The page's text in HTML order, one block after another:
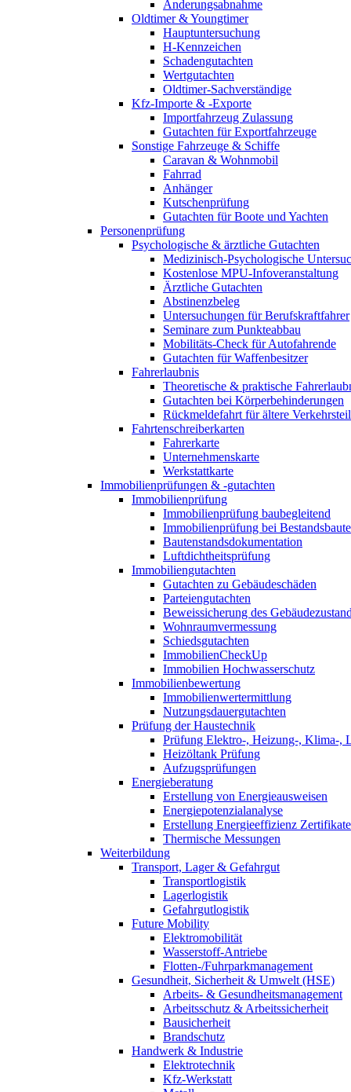
Änderungsabnahme
Oldtimer & Youngtimer
Hauptuntersuchung
H-Kennzeichen
Schadengutachten
Wertgutachten
Oldtimer-Sachverständige
Kfz-Importe & -Exporte
Importfahrzeug Zulassung
Gutachten für Exportfahrzeuge
Sonstige Fahrzeuge & Schiffe
Caravan & Wohnmobil
Fahrrad
Anhänger
Kutschenprüfung
Gutachten für Boote und Yachten
Personenprüfung
Psychologische & ärztliche Gutachten
Medizinisch-Psychologische
Kostenlose MPU-Infoveranstaltung
Ärztliche Gutachten
Abstinenzbeleg
Untersuchungen für Berufskraftfahrer
Seminare zum Punkteabbau
Mobilitäts-Check für Autofahrende
Gutachten für Waffenbesitzer
Fahrerlaubnis
Theoretische & praktische
Gutachten bei Körperbehinderungen
Rückmeldefahrt für ältere
Fahrtenschreiberkarten
Fahrerkarte
Unternehmenskarte
Werkstattkarte
Immobilienprüfungen & -gutachten
Immobilienprüfung
Immobilienprüfung baubegleitend
Immobilienprüfung bei
Bautenstandsdokumentation
Luftdichtheitsprüfung
Immobiliengutachten
Gutachten zu Gebäudeschäden
Parteiengutachten
Beweissicherung des
Wohnraumvermessung
Schiedsgutachten
ImmobilienCheckUp
Immobilien Hochwasserschutz
Immobilienbewertung
Immobilienwertermittlung
Nutzungsdauergutachten
Prüfung der Haustechnik
Prüfung Elektro-, Heizung-, Klima-,
Heizöltank Prüfung
Aufzugsprüfungen
Energieberatung
Erstellung von Energieausweisen
Energiepotenzialanalyse
Erstellung Energieeffizienz Zertifikate
Thermische Messungen
Weiterbildung
Transport, Lager & Gefahrgut
Transportlogistik
Lagerlogistik
Gefahrgutlogistik
Future Mobility
Elektromobilität
Wasserstoff-Antriebe
Flotten-/Fuhrparkmanagement
Gesundheit, Sicherheit & Umwelt (HSE)
Arbeits- & Gesundheitsmanagement
Arbeitsschutz & Arbeitssicherheit
Bausicherheit
Brandschutz
Handwerk & Industrie
Elektrotechnik
Kfz-Werkstatt